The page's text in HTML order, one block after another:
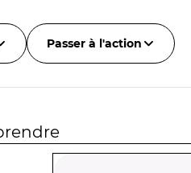
Passer à l'action